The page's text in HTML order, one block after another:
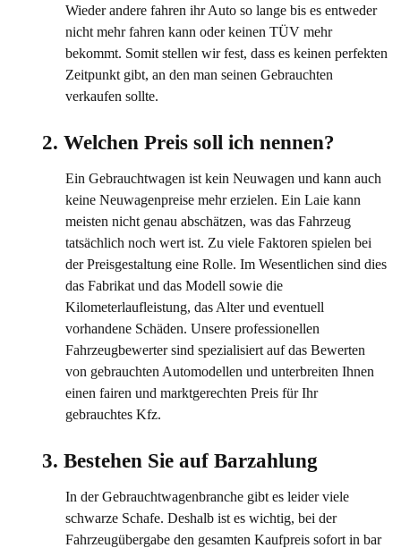
Wieder andere fahren ihr Auto so lange bis es entweder
nicht mehr fahren kann oder keinen TÜV mehr
bekommt. Somit stellen wir fest, dass es keinen perfekten
Zeitpunkt gibt, an den man seinen Gebrauchten
verkaufen sollte.
2. Welchen Preis soll ich nennen?
Ein Gebrauchtwagen ist kein Neuwagen und kann auch
keine Neuwagenpreise mehr erzielen. Ein Laie kann
meisten nicht genau abschätzen, was das Fahrzeug
tatsächlich noch wert ist. Zu viele Faktoren spielen bei
der Preisgestaltung eine Rolle. Im Wesentlichen sind dies
das Fabrikat und das Modell sowie die
Kilometerlaufleistung, das Alter und eventuell
vorhandene Schäden. Unsere professionellen
Fahrzeugbewerter sind spezialisiert auf das Bewerten
von gebrauchten Automodellen und unterbreiten Ihnen
einen fairen und marktgerechten Preis für Ihr
gebrauchtes Kfz.
3. Bestehen Sie auf Barzahlung
In der Gebrauchtwagenbranche gibt es leider viele
schwarze Schafe. Deshalb ist es wichtig, bei der
Fahrzeugübergabe den gesamten Kaufpreis sofort in bar